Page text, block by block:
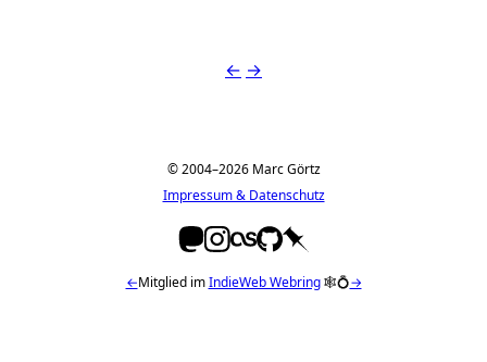
← →
© 2004–2026 Marc Görtz
Impressum & Datenschutz
←Mitglied imIndieWeb Webring🕸💍→